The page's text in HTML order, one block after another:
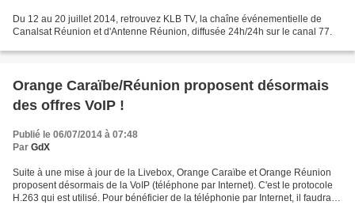
Du 12 au 20 juillet 2014, retrouvez KLB TV, la chaîne événementielle de
Canalsat Réunion et d'Antenne Réunion, diffusée 24h/24h sur le canal 77.
Orange Caraïbe/Réunion proposent désormais
des offres VoIP !
Publié le 06/07/2014 à 07:48
Par GdX
Suite à une mise à jour de la Livebox, Orange Caraïbe et Orange Réunion
proposent désormais de la VoIP (téléphone par Internet). C'est le protocole
H.263 qui est utilisé. Pour bénéficier de la téléphonie par Internet, il faudra